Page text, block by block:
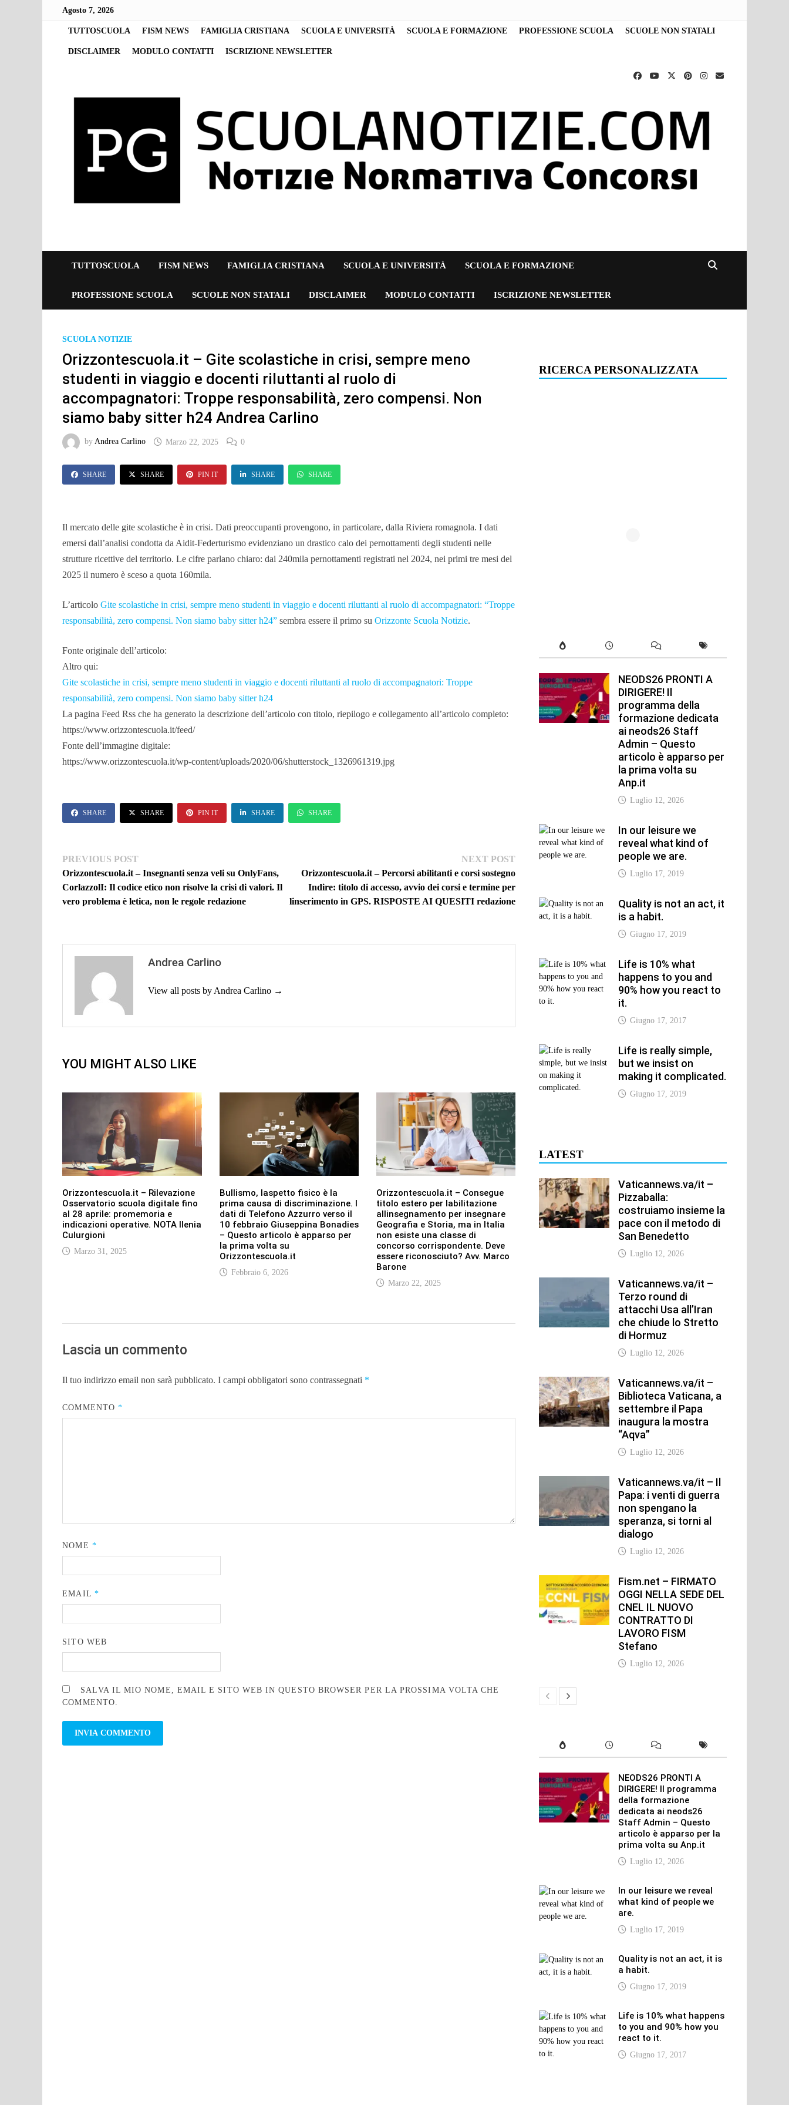
Agosto 7, 2026
TUTTOSCUOLA FISM NEWS FAMIGLIA CRISTIANA SCUOLA E UNIVERSITÀ SCUOLA E FORMAZIONE PROFESSIONE SCUOLA SCUOLE NON STATALI
DISCLAIMER MODULO CONTATTI ISCRIZIONE NEWSLETTER
TUTTOSCUOLA FISM NEWS FAMIGLIA CRISTIANA SCUOLA E UNIVERSITÀ SCUOLA E FORMAZIONE
PROFESSIONE SCUOLA SCUOLE NON STATALI DISCLAIMER MODULO CONTATTI ISCRIZIONE NEWSLETTER
SCUOLA NOTIZIE
Orizzontescuola.it – Gite scolastiche in crisi, sempre meno
studenti in viaggio e docenti riluttanti al ruolo di
accompagnatori: Troppe responsabilità, zero compensi. Non
siamo baby sitter h24 Andrea Carlino
byAndrea Carlino Marzo 22, 2025 0
SHARE SHARE PIN IT SHARE SHARE
Il mercato delle gite scolastiche è in crisi. Dati preoccupanti provengono, in particolare, dalla Riviera romagnola. I dati
emersi dall’analisi condotta da Aidit-Federturismo evidenziano un drastico calo dei pernottamenti degli studenti nelle
strutture ricettive del territorio. Le cifre parlano chiaro: dai 240mila pernottamenti registrati nel 2024, nei primi tre mesi del
2025 il numero è sceso a quota 160mila.
L’articoloGite scolastiche in crisi, sempre meno studenti in viaggio e docenti riluttanti al ruolo di accompagnatori: “Troppe
responsabilità, zero compensi. Non siamo baby sitter h24” sembra essere il primo suOrizzonte Scuola Notizie.
Fonte originale dell’articolo:
Altro qui:
Gite scolastiche in crisi, sempre meno studenti in viaggio e docenti riluttanti al ruolo di accompagnatori: Troppe
responsabilità, zero compensi. Non siamo baby sitter h24
La pagina Feed Rss che ha generato la descrizione dell’articolo con titolo, riepilogo e collegamento all’articolo completo:
https://www.orizzontescuola.it/feed/
Fonte dell’immagine digitale:
https://www.orizzontescuola.it/wp-content/uploads/2020/06/shutterstock_1326961319.jpg
SHARE SHARE PIN IT SHARE SHARE
Navigazione
articoli
PREVIOUS POSTPrevious
post:
Orizzontescuola.it – Insegnanti senza veli su OnlyFans,
CorlazzolI: Il codice etico non risolve la crisi di valori. Il
vero problema è letica, non le regole redazione
NEXT POSTNext
Orizzontescuola.it – Percorsi abilitanti e corsi sostegno
Indire: titolo di accesso, avvio dei corsi e termine per
linserimento in GPS. RISPOSTE AI QUESITI redazione
Andrea Carlino
View all posts by Andrea Carlino →
YOU MIGHT ALSO LIKE
Orizzontescuola.it – Rilevazione
Osservatorio scuola digitale fino
al 28 aprile: promemoria e
indicazioni operative. NOTA Ilenia
Culurgioni
Marzo 31, 2025
Bullismo, laspetto fisico è la
prima causa di discriminazione. I
dati di Telefono Azzurro verso il
10 febbraio Giuseppina Bonadies
– Questo articolo è apparso per
la prima volta su
Orizzontescuola.it
Febbraio 6, 2026
Orizzontescuola.it – Consegue
titolo estero per labilitazione
allinsegnamento per insegnare
Geografia e Storia, ma in Italia
non esiste una classe di
concorso corrispondente. Deve
essere riconosciuto? Avv. Marco
Barone
Marzo 22, 2025
Lascia un commento
Il tuo indirizzo email non sarà pubblicato. I campi obbligatori sono contrassegnati *
COMMENTO *
NOME *
EMAIL *
SITO WEB
SALVA IL MIO NOME, EMAIL E SITO WEB IN QUESTO BROWSER PER LA PROSSIMA VOLTA CHE
COMMENTO.
RICERCA PERSONALIZZATA
NEODS26 PRONTI A
DIRIGERE! Il
programma della
formazione dedicata
ai neods26 Staff
Admin – Questo
articolo è apparso per
la prima volta su
Anp.it
Luglio 12, 2026
In our leisure we
reveal what kind of
people we are.
Luglio 17, 2019
Quality is not an act, it
is a habit.
Giugno 17, 2019
Life is 10% what
happens to you and
90% how you react to
it.
Giugno 17, 2017
Life is really simple,
but we insist on
making it complicated.
Giugno 17, 2019
LATEST
Vaticannews.va/it –
Pizzaballa:
costruiamo insieme la
pace con il metodo di
San Benedetto
Luglio 12, 2026
Vaticannews.va/it –
Terzo round di
attacchi Usa all’Iran
che chiude lo Stretto
di Hormuz
Luglio 12, 2026
Vaticannews.va/it –
Biblioteca Vaticana, a
settembre il Papa
inaugura la mostra
“Aqva”
Luglio 12, 2026
Vaticannews.va/it – Il
Papa: i venti di guerra
non spengano la
speranza, si torni al
dialogo
Luglio 12, 2026
Fism.net – FIRMATO
OGGI NELLA SEDE DEL
CNEL IL NUOVO
CONTRATTO DI
LAVORO FISM
Stefano
Luglio 12, 2026
NEODS26 PRONTI A
DIRIGERE! Il programma
della formazione
dedicata ai neods26
Staff Admin – Questo
articolo è apparso per la
prima volta su Anp.it
Luglio 12, 2026
In our leisure we reveal
what kind of people we
are.
Luglio 17, 2019
Quality is not an act, it is
a habit.
Giugno 17, 2019
Life is 10% what happens
to you and 90% how you
react to it.
Giugno 17, 2017